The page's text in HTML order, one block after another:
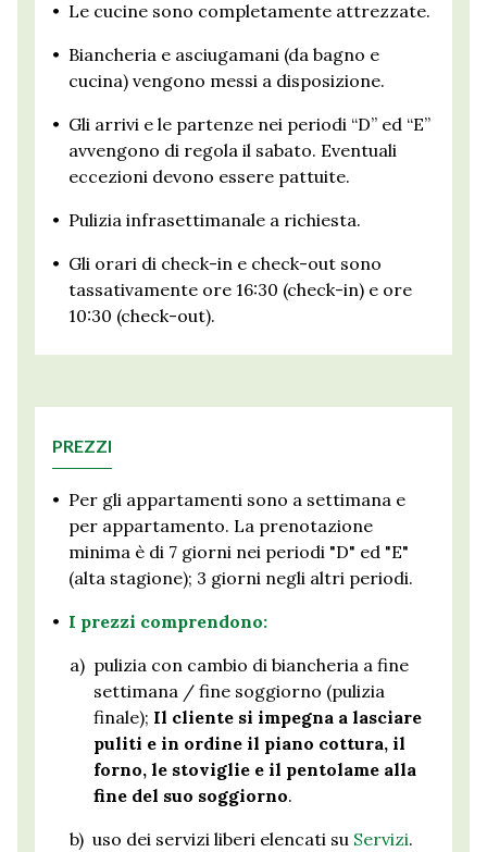
• Le cucine sono completamente attrezzate.
• Biancheria e asciugamani (da bagno e
cucina) vengono messi a disposizione.
• Gli arrivi e le partenze nei periodi “D” ed “E”
avvengono di regola il sabato. Eventuali
eccezioni devono essere pattuite.
• Pulizia infrasettimanale a richiesta.
• Gli orari di check-in e check-out sono
tassativamente ore 16:30 (check-in) e ore
10:30 (check-out).
PREZZI
• Per gli appartamenti sono a settimana e
per appartamento. La prenotazione
minima è di 7 giorni nei periodi "D" ed "E"
(alta stagione); 3 giorni negli altri periodi.
• I prezzi comprendono:
a) pulizia con cambio di biancheria a fine
settimana / fine soggiorno (pulizia
finale); Il cliente si impegna a lasciare
puliti e in ordine il piano cottura, il
forno, le stoviglie e il pentolame alla
fine del suo soggiorno.
b) uso dei servizi liberi elencati su Servizi.